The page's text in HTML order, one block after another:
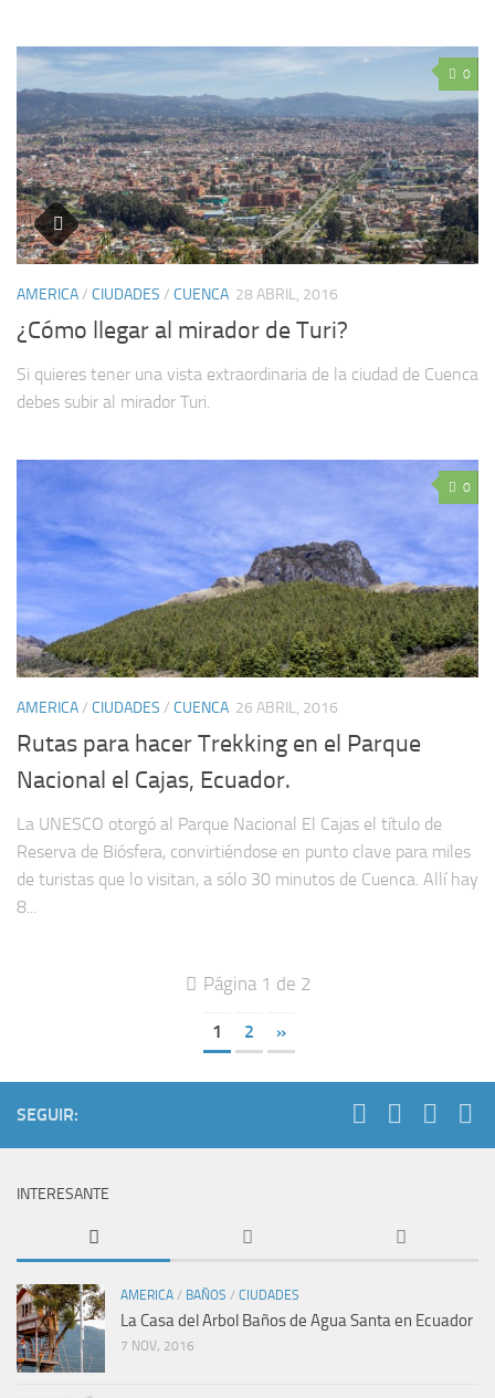
0
AMERICA/ CIUDADES / CUENCA 28 ABRIL, 2016
¿Cómo llegar al mirador de Turi?
Si quieres tener una vista extraordinaria de la ciudad de Cuenca
debes subir al mirador Turi.
0
AMERICA/ CIUDADES / CUENCA 26 ABRIL, 2016
Rutas para hacer Trekking en el Parque
Nacional el Cajas, Ecuador.
La UNESCO otorgó al Parque Nacional El Cajas el título de
Reserva de Biósfera, convirtiéndose en punto clave para miles
de turistas que lo visitan, a sólo 30 minutos de Cuenca. Allí hay
8...
Página 1 de 2
1 2 »
SEGUIR:
INTERESANTE
AMERICA / BAÑOS / CIUDADES
La Casa del Arbol Baños de Agua Santa en Ecuador
7 NOV, 2016